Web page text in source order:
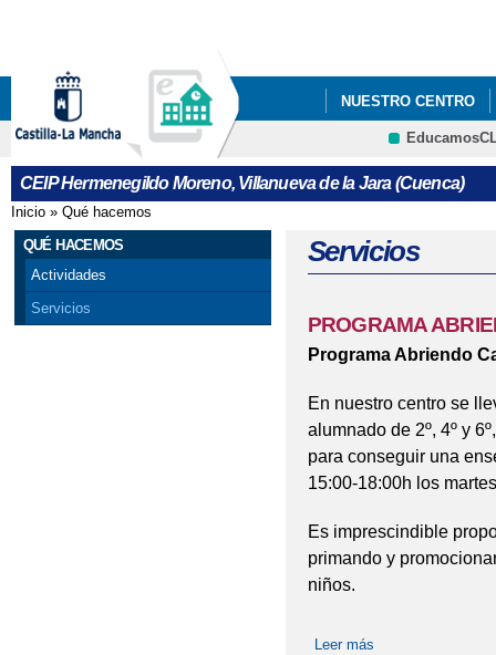
NUESTRO CENTRO
CONVOCATORIA
ELECCIONES AL
PATRULLAS VERDES
CRFP
CEIP Hermenegildo Moreno, Villanueva de la Jara (Cuenca)
Se encuentra usted aquí
Inicio » Qué hacemos
QUÉ HACEMOS
Actividades
Servicios
Servicios
PROGRAMA
Programa Abriendo
En nuestro centro se
alumnado de 2º, 4º y
para conseguir una
15:00-18:00h los
Es imprescindible
primando y
niños.
Leer más